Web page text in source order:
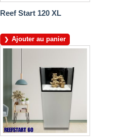
Reef Start 120 XL
Ajouter au panier